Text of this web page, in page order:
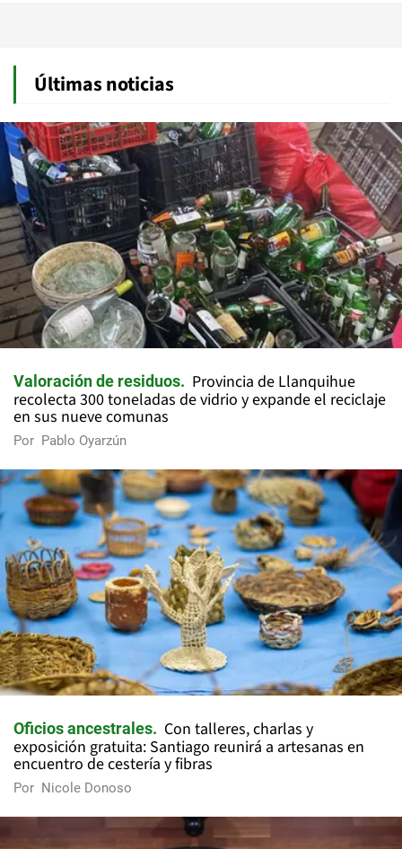
Últimas noticias
Valoración de residuos
Provincia de Llanquihue
recolecta 300 toneladas de vidrio y expande el reciclaje
en sus nueve comunas
Por Pablo Oyarzún
Oficios ancestrales
Con talleres, charlas y
exposición gratuita: Santiago reunirá a artesanas en
encuentro de cestería y fibras
Por Nicole Donoso